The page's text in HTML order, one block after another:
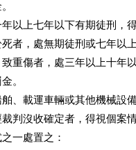
一年以上七年以下有期徒刑，
於死者，處無期徒刑或七年以
；致重傷者，處三年以上十年
。
船舶、載運車輛或其他機械設
經裁判沒收確定者，得視個案
之一處置之：